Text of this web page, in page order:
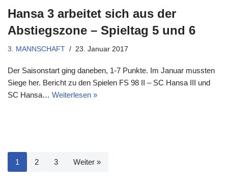
Hansa 3 arbeitet sich aus der
Abstiegszone – Spieltag 5 und 6
3. MANNSCHAFT 23. Januar 2017
Der Saisonstart ging daneben, 1-7 Punkte. Im Januar mussten
Siege her. Bericht zu den Spielen FS 98 II – SC Hansa III und
SC Hansa… Weiterlesen »
1 2 3 Weiter »